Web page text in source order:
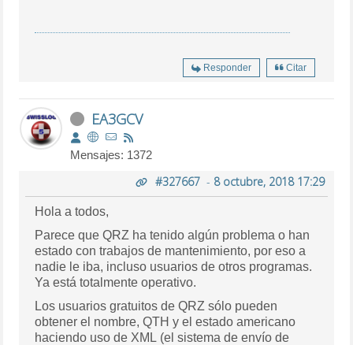
Responder Citar
EA3GCV
Mensajes: 1372
#327667- 8 octubre, 2018 17:29
Hola a todos,
Parece que QRZ ha tenido algún problema o han
estado con trabajos de mantenimiento, por eso a
nadie le iba, incluso usuarios de otros programas.
Ya está totalmente operativo.
Los usuarios gratuitos de QRZ sólo pueden
obtener el nombre, QTH y el estado americano
haciendo uso de XML (el sistema de envío de